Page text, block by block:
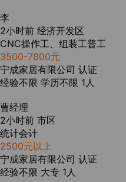
李
2小时前 经济开发区
CNC操作工、组装工普工
3500-7800元
宁成家居有限公司 认证
经验不限 学历不限 1人
曹经理
2小时前 市区
统计会计
2500元以上
宁成家居有限公司 认证
经验不限 大专 1人